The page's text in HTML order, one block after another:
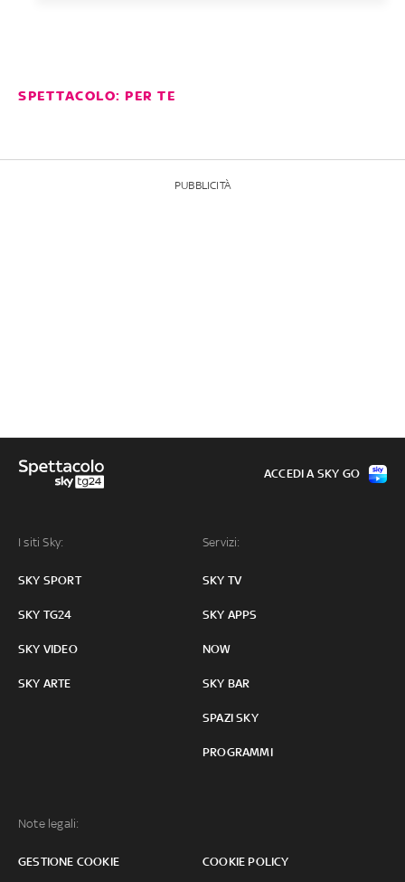
SPETTACOLO: PER TE
PUBBLICITÀ
I siti Sky:
SKY SPORT
SKY TG24
SKY VIDEO
SKY ARTE
Servizi:
SKY TV
SKY APPS
NOW
SKY BAR
SPAZI SKY
PROGRAMMI
Note legali:
GESTIONE COOKIE COOKIE POLICY
ACCEDI A SKY GO